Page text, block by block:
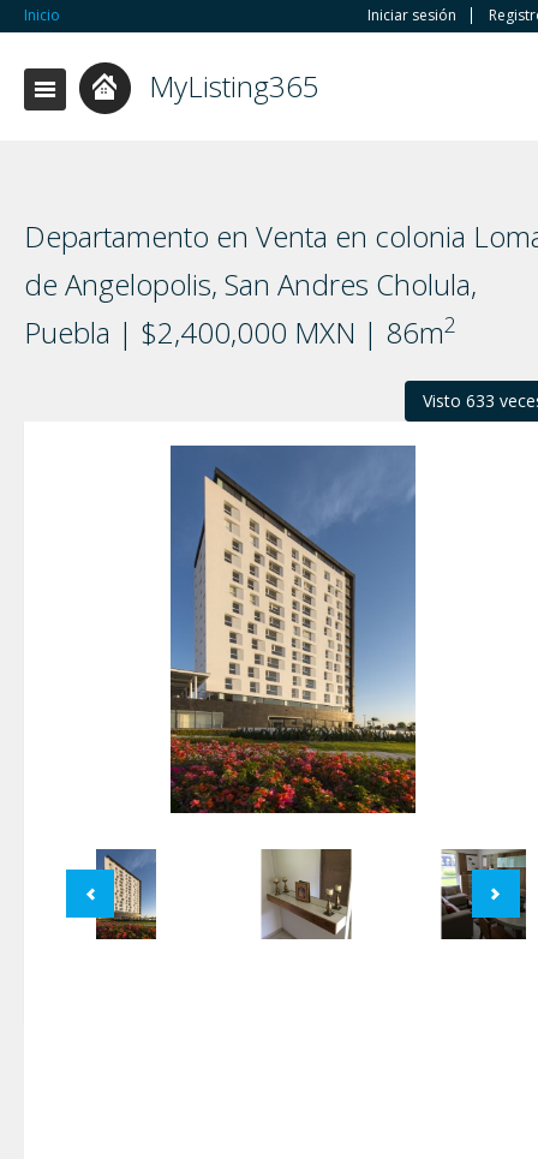
Inicio Iniciar sesión
MyListing365
Departamento en Venta en colonia
de Angelopolis, San Andres Cholula,
Puebla | $2,400,000 MXN | 86m2
Visto 633